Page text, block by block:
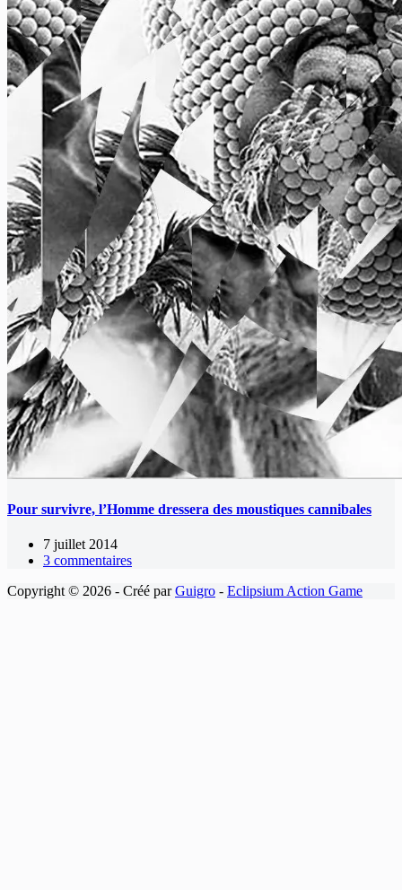
Pour survivre, l’Homme dressera des moustiques cannibales
7 juillet 2014
3 commentaires
Copyright © 2026 - Créé parGuigro - Eclipsium Action Game